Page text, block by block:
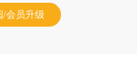
/会员升级